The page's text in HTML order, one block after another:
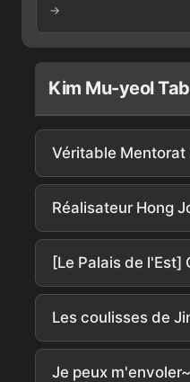
→
Kim Mu-yeol
Les coulisses de
Je peux